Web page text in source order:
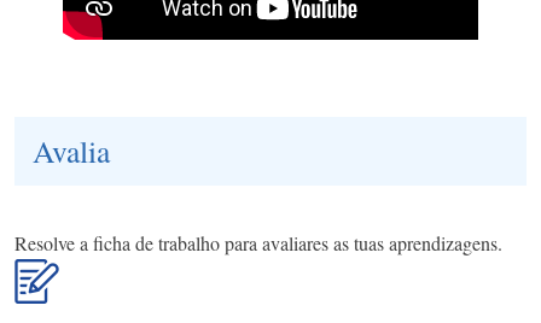
Avalia
Resolve a ficha de trabalho para avaliares as tuas aprendizagens.